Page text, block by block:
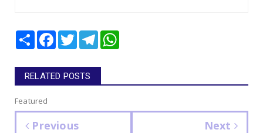
Share Facebook
TwitterTelegram
RELATED POSTS
Featured
Previous Next